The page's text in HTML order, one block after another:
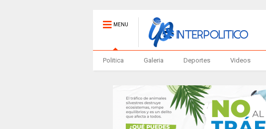
MENU
Politica Galeria Deportes Videos